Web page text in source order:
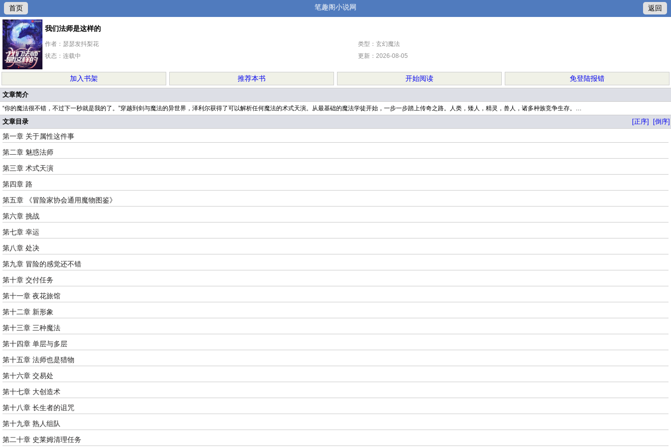
首页 笔趣阁小说网 返回
我们法师是这样的
作者：瑟瑟发抖梨花
类型：玄幻魔法
状态：连载中
更新：2026-08-05
加入书架 推荐本书 开始阅读 免登陆报错
文章简介
“你的魔法很不错，不过下一秒就是我的了。”穿越到剑与魔法的异世界，泽利尔获得了可以解析任何魔法的术式天演。从最基础的魔法学徒开始，一步一步踏上传奇之路。人类，矮人，精灵，兽人，诸多种族竞争生存。…
文章目录 [正序] [倒序]
第一章 关于属性这件事
第二章 魅惑法师
第三章 术式天演
第四章 路
第五章 《冒险家协会通用魔物图鉴》
第六章 挑战
第七章 幸运
第八章 处决
第九章 冒险的感觉还不错
第十章 交付任务
第十一章 夜花旅馆
第十二章 新形象
第十三章 三种魔法
第十四章 单层与多层
第十五章 法师也是猎物
第十六章 交易处
第十七章 大创造术
第十八章 长生者的诅咒
第十九章 熟人组队
第二十章 史莱姆清理任务